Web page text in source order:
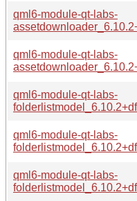
qml6-module-qt-labs-
qml6-module-qt-labs-
qml6-module-qt-labs-
qml6-module-qt-labs-
qml6-module-qt-labs-